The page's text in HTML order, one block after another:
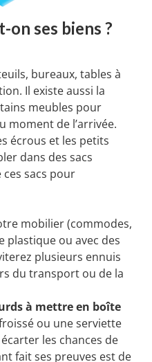
ses biens ?
bureaux, tables à
Il existe aussi la
meubles pour
moment de l’arrivée.
écrous et les petits
dans des sacs
sacs pour
mobilier (commodes,
plastique ou avec des
plusieurs ennuis
du transport ou de la
à mettre en boîte
ou une serviette
les chances de
fait ses preuves est de